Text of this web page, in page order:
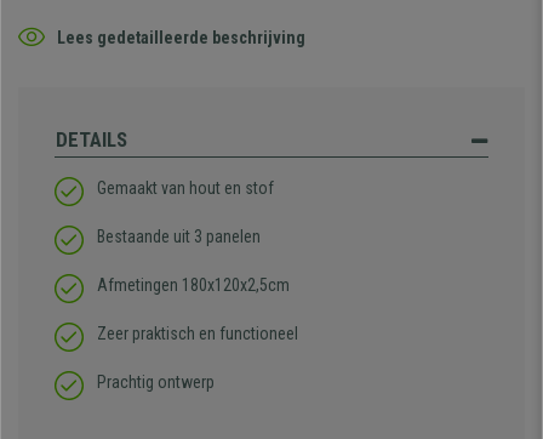
Lees gedetailleerde beschrijving
DETAILS
Gemaakt van hout en stof
Bestaande uit 3 panelen
Afmetingen 180x120x2,5cm
Zeer praktisch en functioneel
Prachtig ontwerp